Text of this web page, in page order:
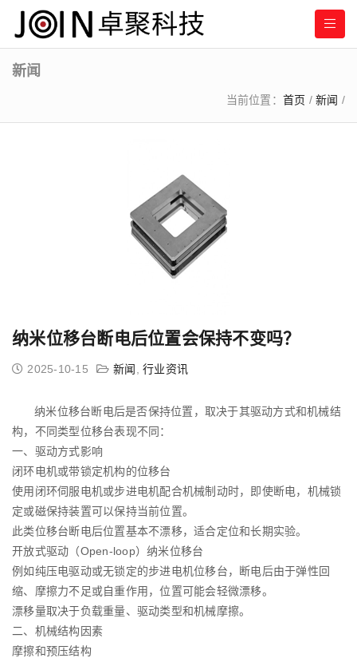
新闻
当前位置： 首页 / 新闻 /
纳米位移台断电后位置会保持不变吗？
2025-10-15 新闻 行业资讯
纳米位移台断电后是否保持位置，取决于其驱动方式和机械结
构，不同类型位移台表现不同：
一、驱动方式影响
闭环电机或带锁定机构的位移台
使用闭环伺服电机或步进电机配合机械制动时，即使断电，机械锁
定或磁保持装置可以保持当前位置。
此类位移台断电后位置基本不漂移，适合定位和长期实验。
开放式驱动（Open-loop）纳米位移台
例如纯压电驱动或无锁定的步进电机位移台，断电后由于弹性回
缩、摩擦力不足或自重作用，位置可能会轻微漂移。
漂移量取决于负载重量、驱动类型和机械摩擦。
二、机械结构因素
摩擦和预压结构